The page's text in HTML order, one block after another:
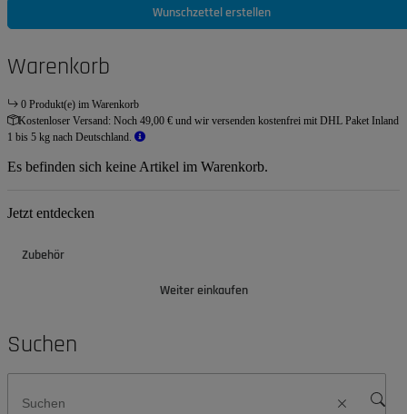
Wunschzettel erstellen
Warenkorb
0 Produkt(e) im Warenkorb
Kostenloser Versand: Noch 49,00 € und wir versenden kostenfrei mit DHL Paket Inland
1 bis 5 kg nach Deutschland.
Es befinden sich keine Artikel im Warenkorb.
Jetzt entdecken
Zubehör
Weiter einkaufen
Suchen